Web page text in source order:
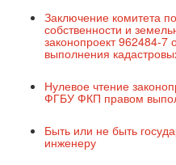
Заключение комитета
собственности и
законопроект 962484-
выполнения
Нулевое чтение
ФГБУ ФКП правом
Быть или не быть
инженеру